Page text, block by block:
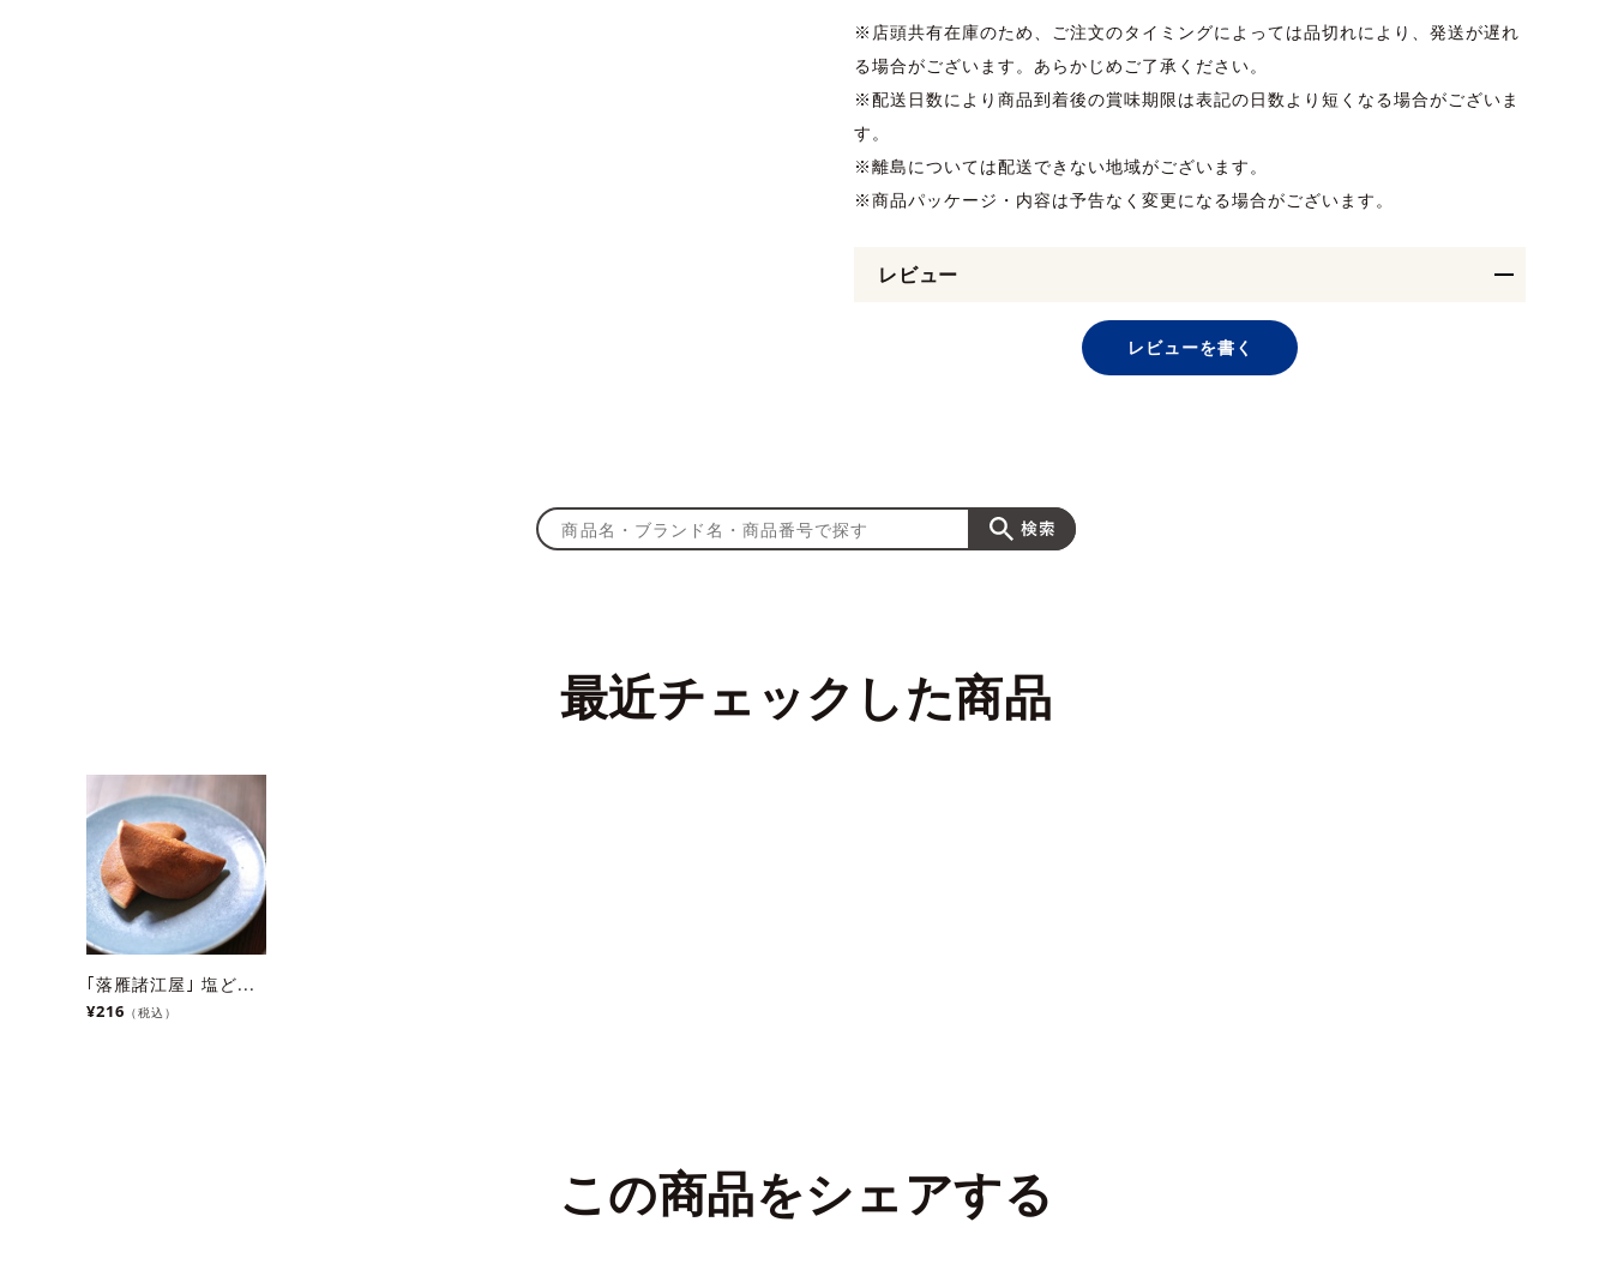
※店頭共有在庫のため、ご注文のタイミングによっては品切れにより、発送が遅れ
る場合がございます。あらかじめご了承ください。
※配送日数により商品到着後の賞味期限は表記の日数より短くなる場合がございま
す。
※離島については配送できない地域がございます。
※商品パッケージ・内容は予告なく変更になる場合がございます。
レビュー
レビューを書く
最近チェックした商品
｢落雁諸江屋｣ 塩ど...
¥216 （税込）
この商品をシェアする